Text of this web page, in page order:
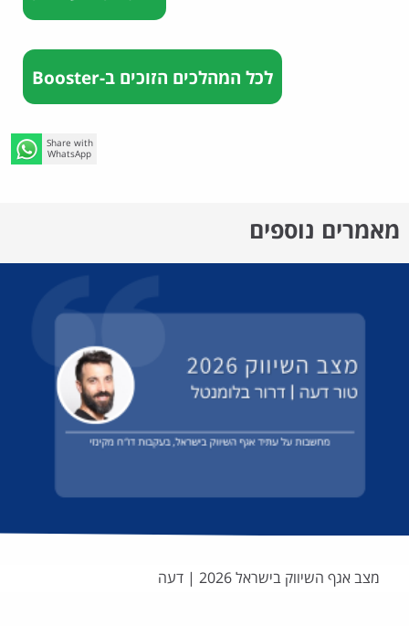
לכל המהלכים הזוכים ב-Booster
Share with
WhatsApp
מאמרים נוספים
מצב אגף השיווק בישראל 2026 | דעה